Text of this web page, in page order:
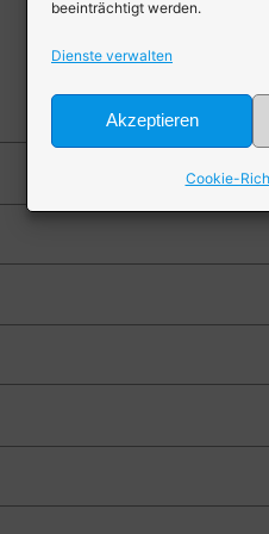
beeinträchtigt werden.
Dienste verwalten
Akzeptieren
Cookie-